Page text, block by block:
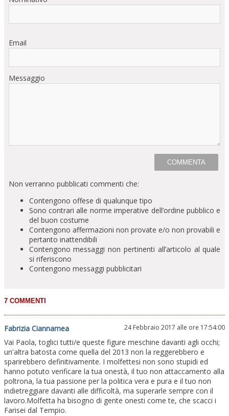
Email
Messaggio
Non verranno pubblicati commenti che:
Contengono offese di qualunque tipo
Sono contrari alle norme imperative dell’ordine pubblico e
del buon costume
Contengono affermazioni non provate e/o non provabili e
pertanto inattendibili
Contengono messaggi non pertinenti all’articolo al quale
si riferiscono
Contengono messaggi pubblicitari
Fabrizia Ciannamea 24 Febbraio 2017 alle ore 17:54:00
Vai Paola, toglici tutti/e queste figure meschine davanti agli occhi;
un'altra batosta come quella del 2013 non la reggerebbero e
sparirebbero definitivamente. I molfettesi non sono stupidi ed
hanno potuto verificare la tua onestà, il tuo non attaccamento alla
poltrona, la tua passione per la politica vera e pura e il tuo non
indietreggiare davanti alle difficoltà, ma superarle sempre con il
lavoro.Molfetta ha bisogno di gente onesti come te, che scacci i
Farisei dal Tempio.